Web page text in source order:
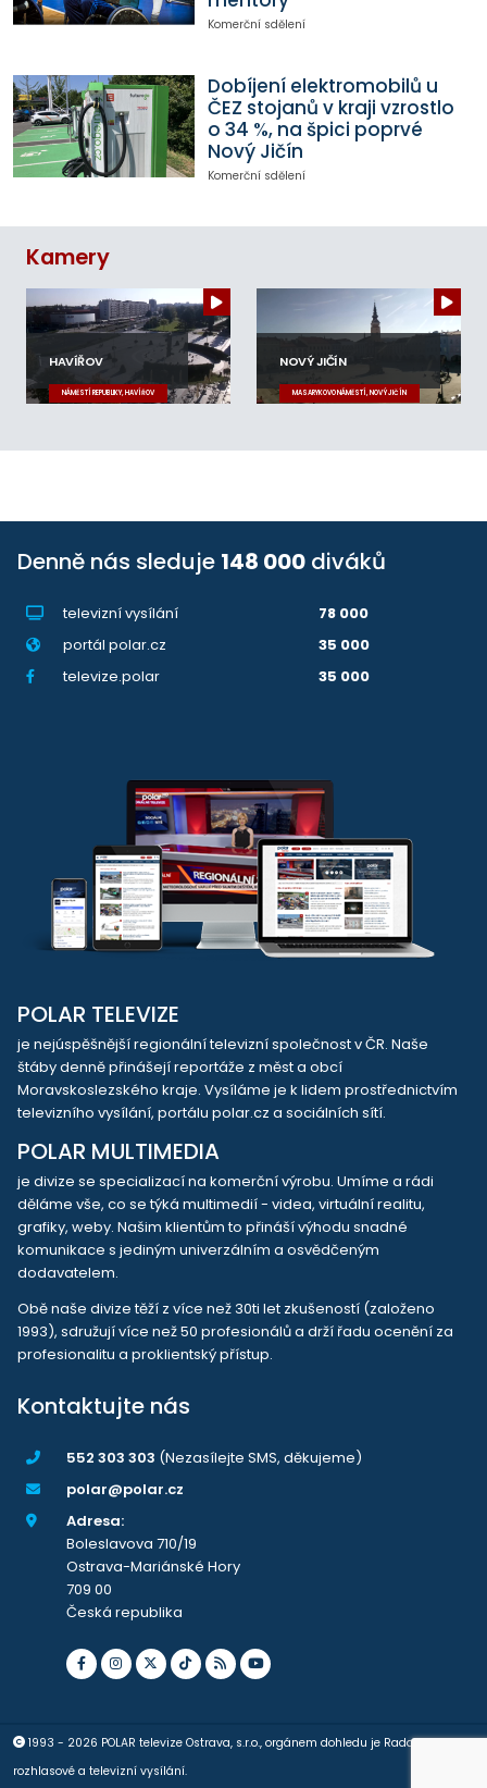
Komerční sdělení
Dobíjení elektromobilů u
ČEZ stojanů v kraji vzrostlo
o 34 %, na špici poprvé
Nový Jičín
Komerční sdělení
Kamery
HAVÍŘOV
NÁMĚSTÍ REPUBLIKY, HAVÍŘOV
NOVÝ JIČÍN
MASARYKOVO NÁMĚSTÍ, NOVÝ JIČÍN
Denně nás sleduje 148 000 diváků
televizní vysílání
78 000
portál polar.cz
35 000
televize.polar
35 000
POLAR TELEVIZE
je nejúspěšnější regionální televizní společnost v ČR. Naše
štáby denně přinášejí reportáže z měst a obcí
Moravskoslezského kraje. Vysíláme je k lidem prostřednictvím
televizního vysílání, portálu polar.cz a sociálních sítí.
POLAR MULTIMEDIA
je divize se specializací na komerční výrobu. Umíme a rádi
děláme vše, co se týká multimedií - videa, virtuální realitu,
grafiky, weby. Našim klientům to přináší výhodu snadné
komunikace s jediným univerzálním a osvědčeným
dodavatelem.
Obě naše divize těží z více než 30ti let zkušeností (založeno
1993), sdružují více než 50 profesionálů a drží řadu ocenění za
profesionalitu a proklientský přístup.
Kontaktujte nás
552 303 303 (Nezasílejte SMS, děkujeme)
polar@polar.cz
Adresa:
Boleslavova 710/19
Ostrava-Mariánské Hory
709 00
Česká republika
1993 - 2026 POLAR televize Ostrava, s.r.o., orgánem dohledu je Rada pro
rozhlasové a televizní vysílání.